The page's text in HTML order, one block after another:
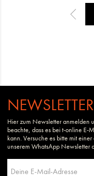
NEWSLETTER
Hier zum Newsletter anmelden
beachte, dass es bei t-online E-
kann. Versuche es bitte mit
unserem WhatsApp Newsletter